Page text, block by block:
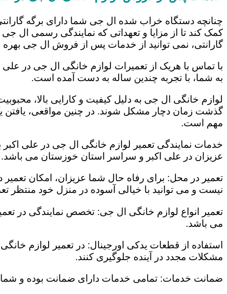
چنانچه دستگاه خراب شده ال جی شما دارای برگه
کمک کند تا از مزایا و تعهداتی که نمایندگی رسمی ال جی
گارانتی، نمی توانید از خدمات پس از فروش ال جی بهره
با تماس با هریک از تعمیرات لوازم خانگی ال جی در
به شما، با تجربه چندین ساله به دست آمده است.
لوازم خانگی ال جی به دلیل کیفیت و کارایی بالا،
گذشت زمان دچار مشکل شوند. در چنین مواقعی، یافتن
مهم است.
خدمات نمایندگی تعمیر لوازم خانگی ال جی در علی اکبر
عزیزان در علی اکبر و سراسر استان خوزستان می باشد.
تعمیر در محل: برای رفاه حال شما عزیزان، امکان
نیست و می توانید با خیالی آسوده در منزل خود منتظر
تعمیر انواع لوازم خانگی ال جی: تخصص نمایندگی در
می باشد.
استفاده از قطعات یدکی اورجینال: در تعمیر لوازم
مشکلات مجدد در آینده جلوگیری کنند.
ضمانت خدمات: تمامی خدمات دارای ضمانت بوده و شما